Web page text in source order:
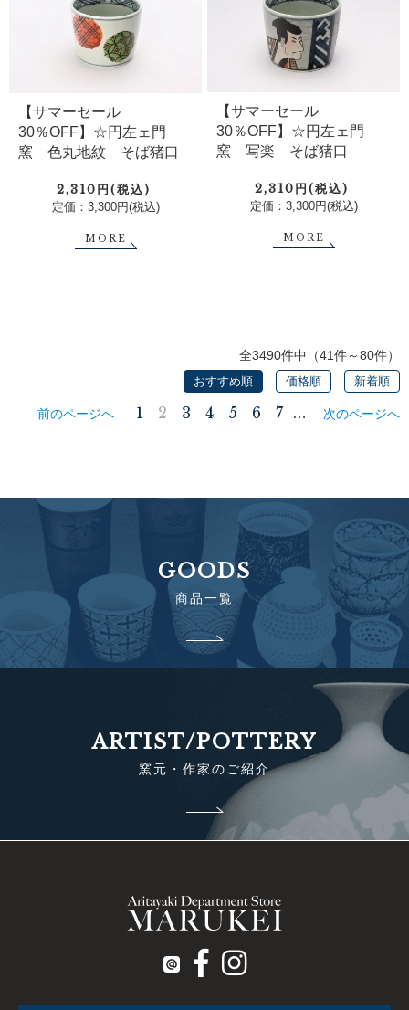
【サマーセール
30％OFF】☆円左ェ門
窯 色丸地紋 そば猪口
2,310円(税込)
定価：3,300円(税込)
MORE
【サマーセール
30％OFF】☆円左ェ門
窯 写楽 そば猪口
2,310円(税込)
定価：3,300円(税込)
MORE
全3490件中（41件～80件）
おすすめ順 価格順 新着順
前のページへ 1 2 3 4 5 6 7 … 次のページへ
GOODS
商品一覧
ARTIST/POTTERY
窯元・作家のご紹介